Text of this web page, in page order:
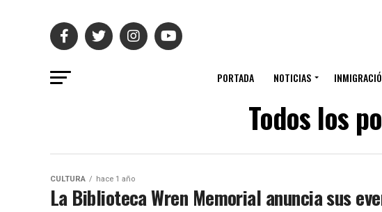
PORTADA NOTICIAS
Todos los
CULTURA hace 1 año
La Biblioteca Wren Memorial anuncia sus